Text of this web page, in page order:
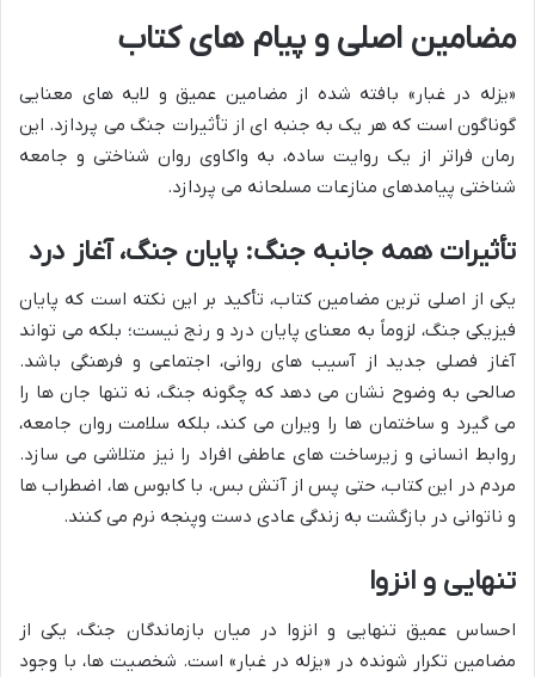
مضامین اصلی و پیام های کتاب
«یزله در غبار» بافته شده از مضامین عمیق و لایه های معنایی
گوناگون است که هر یک به جنبه ای از تأثیرات جنگ می پردازد. این
رمان فراتر از یک روایت ساده، به واکاوی روان شناختی و جامعه
شناختی پیامدهای منازعات مسلحانه می پردازد.
تأثیرات همه جانبه جنگ: پایان جنگ، آغاز درد
یکی از اصلی ترین مضامین کتاب، تأکید بر این نکته است که پایان
فیزیکی جنگ، لزوماً به معنای پایان درد و رنج نیست؛ بلکه می تواند
آغاز فصلی جدید از آسیب های روانی، اجتماعی و فرهنگی باشد.
صالحی به وضوح نشان می دهد که چگونه جنگ، نه تنها جان ها را
می گیرد و ساختمان ها را ویران می کند، بلکه سلامت روان جامعه،
روابط انسانی و زیرساخت های عاطفی افراد را نیز متلاشی می سازد.
مردم در این کتاب، حتی پس از آتش بس، با کابوس ها، اضطراب ها
و ناتوانی در بازگشت به زندگی عادی دست وپنجه نرم می کنند.
تنهایی و انزوا
احساس عمیق تنهایی و انزوا در میان بازماندگان جنگ، یکی از
مضامین تکرار شونده در «یزله در غبار» است. شخصیت ها، با وجود